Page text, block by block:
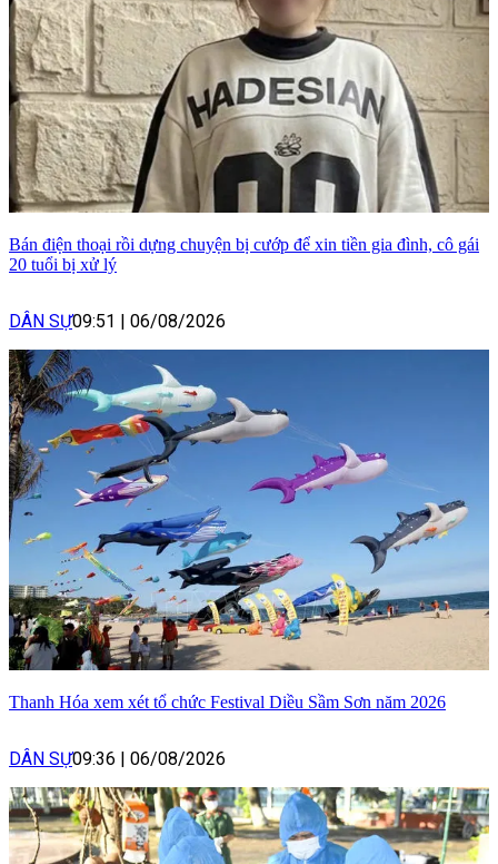
Bán điện thoại rồi dựng chuyện bị cướp để xin tiền gia đình, cô gái
20 tuổi bị xử lý
DÂN SỰ09:51 06/08/2026
Thanh Hóa xem xét tổ chức Festival Diều Sầm Sơn năm 2026
DÂN SỰ09:36 06/08/2026